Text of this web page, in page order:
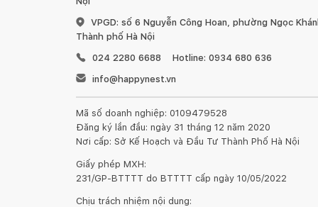
VPGD: số 6 Nguyễn Công Hoan, phường Ngọc
Thành phố Hà Nội
024 2280 6688
Hotline: 0934 680 636
info@happynest.vn
Mã số doanh nghiệp: 0109479528
Đăng ký lần đầu: ngày 31 tháng 12 năm 2020
Nơi cấp: Sở Kế Hoạch và Đầu Tư Thành Phố Hà Nội
Giấy phép MXH:
231/GP-BTTTT do BTTTT cấp ngày 10/05/2022
Chịu trách nhiệm nội dung: